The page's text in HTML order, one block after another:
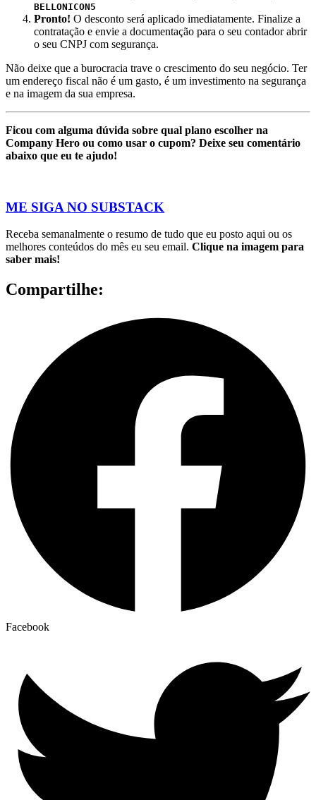
BELLONICON5
Pronto! O desconto será aplicado imediatamente. Finalize a
contratação e envie a documentação para o seu contador abrir
o seu CNPJ com segurança.
Não deixe que a burocracia trave o crescimento do seu negócio. Ter
um endereço fiscal não é um gasto, é um investimento na segurança
e na imagem da sua empresa.
Ficou com alguma dúvida sobre qual plano escolher na
Company Hero ou como usar o cupom? Deixe seu comentário
abaixo que eu te ajudo!
ME SIGA NO SUBSTACK
Receba semanalmente o resumo de tudo que eu posto aqui ou os
melhores conteúdos do mês eu seu email. Clique na imagem para
saber mais!
Compartilhe:
Facebook